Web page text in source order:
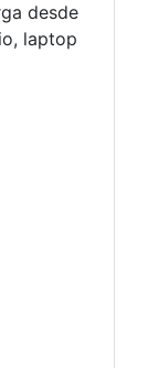
desde
laptop